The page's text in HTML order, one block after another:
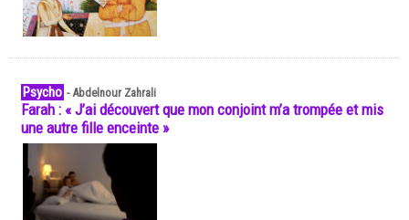
Psycho -Abdelnour Zahrali
Farah : « J’ai découvert que mon conjoint m’a trompée et mis
une autre fille enceinte »